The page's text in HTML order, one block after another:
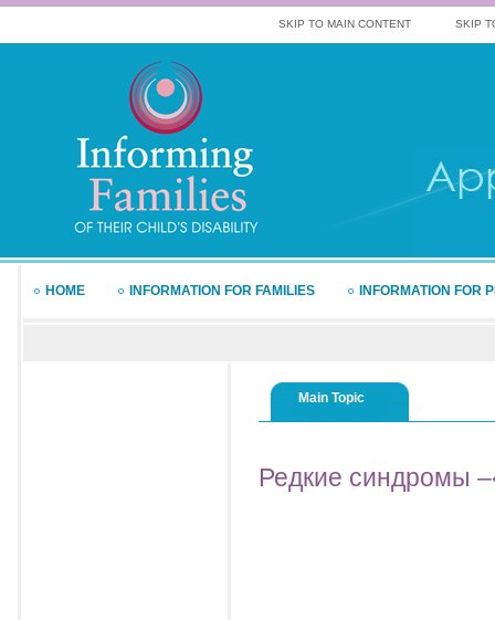
SKIP TO MAIN CONTENT SKIP
Main Topic
Редкие синдромы
HOME INFORMATION FOR FAMILIES INFORMATION FOR